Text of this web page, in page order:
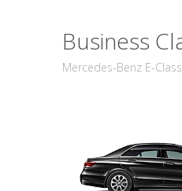
Business
Mercedes-Benz E-